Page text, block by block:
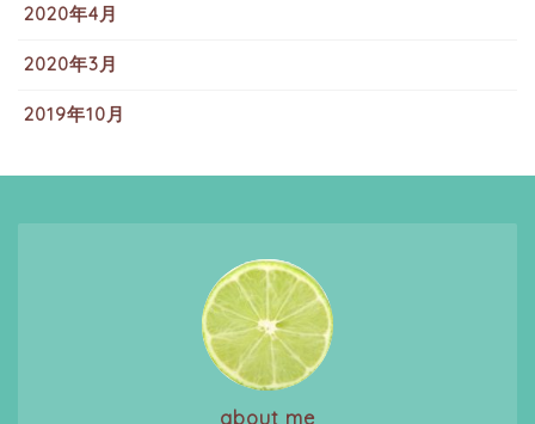
2020年4月
2020年3月
2019年10月
about me